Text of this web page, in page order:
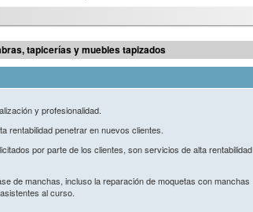
tapicerías y muebles tapizados
y profesionalidad.
rentabilidad penetrar en nuevos clientes.
por parte de los clientes, son servicios de alta rentabilidad
de manchas, incluso la reparación de moquetas con manchas
al curso.